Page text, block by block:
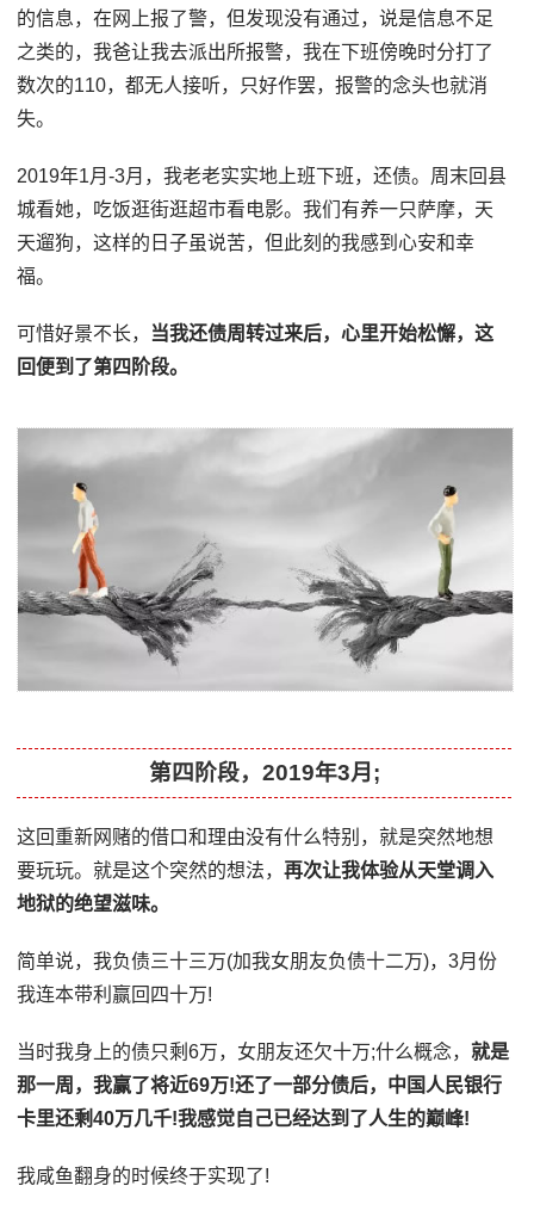
的信息，在网上报了警，但发现没有通过，说是信息不足
之类的，我爸让我去派出所报警，我在下班傍晚时分打了
数次的110，都无人接听，只好作罢，报警的念头也就消
失。
2019年1月-3月，我老老实实地上班下班，还债。周末回县
城看她，吃饭逛街逛超市看电影。我们有养一只萨摩，天
天遛狗，这样的日子虽说苦，但此刻的我感到心安和幸
福。
可惜好景不长， 当我还债周转过来后，心里开始松懈，这
回便到了第四阶段。
第四阶段，2019年3月;
这回重新网赌的借口和理由没有什么特别，就是突然地想
要玩玩。就是这个突然的想法，再次让我体验从天堂调入
地狱的绝望滋味。
简单说，我负债三十三万(加我女朋友负债十二万)，3月份
我连本带利赢回四十万!
当时我身上的债只剩6万，女朋友还欠十万;什么概念，就是
那一周，我赢了将近69万!还了一部分债后，中国人民银行
卡里还剩40万几千!我感觉自己已经达到了人生的巅峰!
我咸鱼翻身的时候终于实现了!